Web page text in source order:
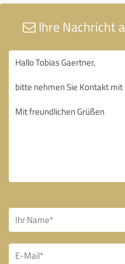
Ihre Nachricht